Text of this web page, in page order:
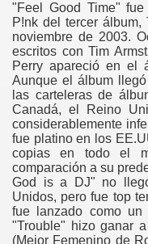
"Feel Good Time"
P!nk del tercer
noviembre de 2003.
escritos con Tim
Perry apareció en el
Aunque el álbum
las carteleras de
Canadá, el Reino
considerablemente
fue platino en los
copias en todo el
comparación a su
God is a DJ" no
Unidos, pero fue top
fue lanzado como
"Trouble" hizo ganar
(Mejor Femenino de